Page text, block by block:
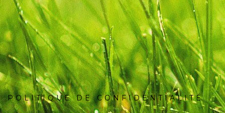
POLITIQUE DE CONFIDENTIALITÉ